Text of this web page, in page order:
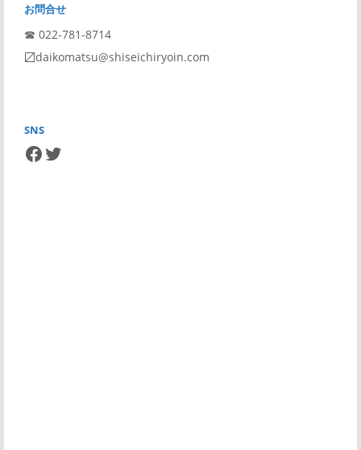
お問合せ
☎︎ 022-781-8714
〼daikomatsu@shiseichiryoin.com
SNS